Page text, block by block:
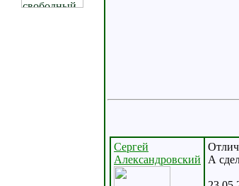
Сергей
Александровский
А